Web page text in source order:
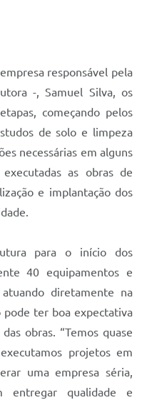
responsável pela
-, Samuel Silva, os
começando pelos
de solo e limpeza
necessárias em alguns
as obras de
e implantação dos
para o início dos
40 equipamentos e
diretamente na
pode ter boa expectativa
obras. “Temos quase
projetos em
uma empresa séria,
entregar qualidade e